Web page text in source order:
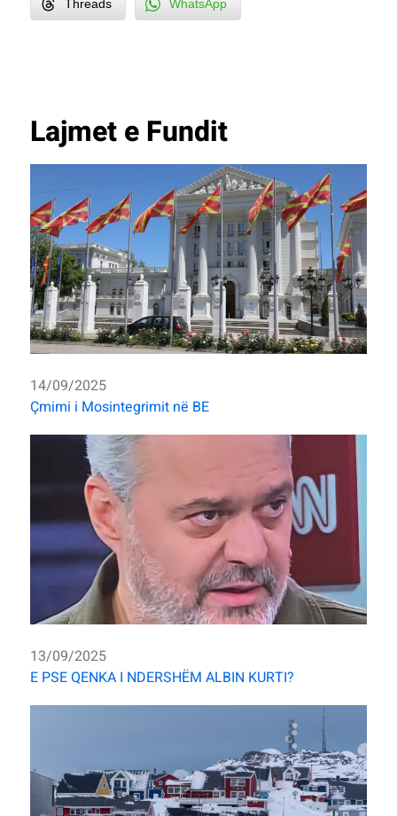
Threads WhatsApp
Lajmet e Fundit
14/09/2025
Çmimi i Mosintegrimit në BE
13/09/2025
E PSE QENKA I NDERSHËM ALBIN KURTI?